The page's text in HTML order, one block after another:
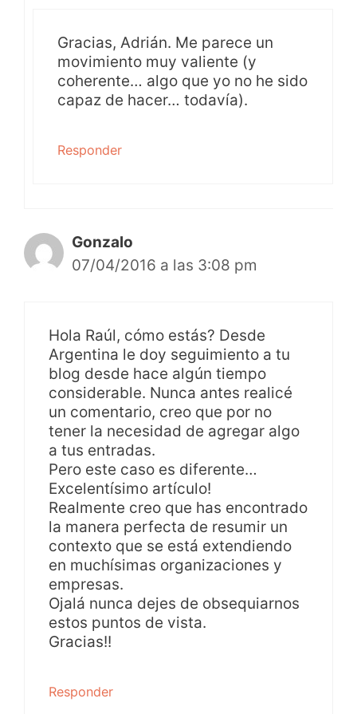
Gracias, Adrián. Me parece un
movimiento muy valiente (y
coherente… algo que yo no he sido
capaz de hacer… todavía).
Responder
Gonzalo
07/04/2016 a las 3:08 pm
Hola Raúl, cómo estás? Desde
Argentina le doy seguimiento a tu
blog desde hace algún tiempo
considerable. Nunca antes realicé
un comentario, creo que por no
tener la necesidad de agregar algo
a tus entradas.
Pero este caso es diferente…
Excelentísimo artículo!
Realmente creo que has encontrado
la manera perfecta de resumir un
contexto que se está extendiendo
en muchísimas organizaciones y
empresas.
Ojalá nunca dejes de obsequiarnos
estos puntos de vista.
Gracias!!
Responder